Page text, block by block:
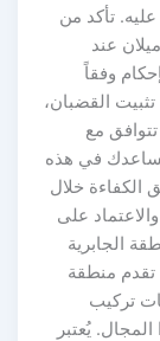
تأكد من
عند
وفقاً
القضبان،
مع
تساعدك في هذه
الكفاءة خلال
على
الجابرية
تقدم منطقة
تركيب
يُعتبر